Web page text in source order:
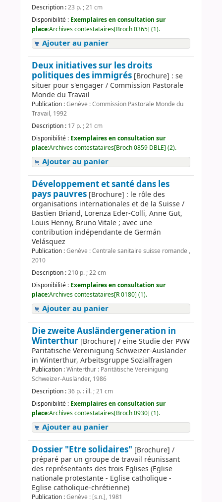
Description :23 p. ; 21 cm
Disponibilité : Exemplaires en consultation sur
place:Archives contestataires[Broch 0365] (1).
Ajouter au panier
Deux initiatives sur les droits
politiques des immigrés [Brochure] : se
situer pour s'engager / Commission Pastorale
Monde du Travail
Publication :Genève : Commission Pastorale Monde du
Travail, 1992
Description : 17 p. ; 21 cm
Disponibilité : Exemplaires en consultation sur
place:Archives contestataires[Broch 0859 DBLE] (2).
Ajouter au panier
Développement et santé dans les
pays pauvres [Brochure] : le rôle des
organisations internationales et de la Suisse /
Bastien Briand, Lorenza Eder-Colli, Anne Gut,
Louis Henny, Bruno Vitale ; avec une
contribution indépendante de Germán
Velásquez
Publication :Genève : Centrale sanitaire suisse romande ,
2010
Description :210 p. ; 22 cm
Disponibilité : Exemplaires en consultation sur
place:Archives contestataires[R 0180] (1).
Ajouter au panier
Die zweite Ausländergeneration in
Winterthur [Brochure] / eine Studie der PVW
Paritätische Vereinigung Schweizer-Ausländer
in Winterthur, Arbeitsgruppe Sozialfragen
Publication :Winterthur : Paritätische Vereinigung
Schweizer-Ausländer, 1986
Description :36 p. : ill. ; 21 cm
Disponibilité : Exemplaires en consultation sur
place:Archives contestataires[Broch 0930] (1).
Ajouter au panier
Dossier "Etre solidaires" [Brochure] /
préparé par un groupe de travail réunissant
des représentants des trois Eglises (Eglise
nationale protestante - Eglise catholique -
Eglise catholique-chrétienne)
Publication :Genève : [s.n.], 1981